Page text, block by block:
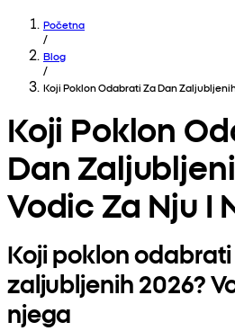
Početna
/
Blog
/
Koji Poklon Odabrati Za Dan
Koji Poklon
Dan
Vodic Za Nju I
Koji poklon
zaljubljenih 2026?
njega